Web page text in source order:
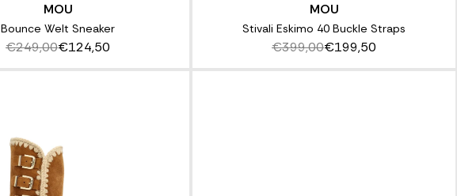
MOU
Bounce Welt Sneaker
€249,00€124,50
MOU
Stivali Eskimo 40 Buckle Straps
€399,00€199,50